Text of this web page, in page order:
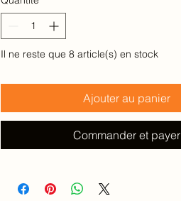
100
Millilitres
Il ne reste que 8 article(s) en stock
Ajouter au panier
Commander et payer